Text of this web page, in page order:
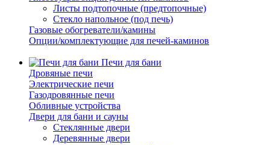
Листы подтопочные (предтопочные)
Стекло напольное (под печь)
Газовые обогреватели/камины
Опции/комплектующие для печей-каминов
Печи для бани
Дровяные печи
Электрические печи
Газодровянные печи
Обливные устройства
Двери для бани и сауны
Стеклянные двери
Деревянные двери